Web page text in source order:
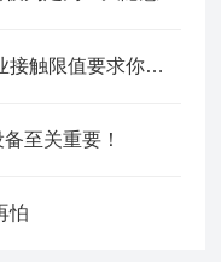
@涉粉尘企业，工业场所粉尘职业接触限值要求你知道多少？
至关重要！
怕